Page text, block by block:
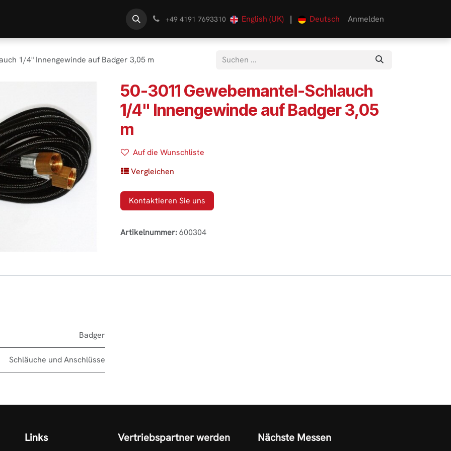
+49 4191 7693310 English (UK) | Deutsch Anmelden
1/4" Innengewinde auf Badger 3,05 m
50-3011 Gewebemantel-Schlauch
1/4" Innengewinde auf Badger 3,05
m
Auf die Wunschliste
Vergleichen
Kontaktieren Sie uns
Artikelnummer:600304
Badger
Schläuche und Anschlüsse
Links Vertriebspartner werden Nächste Messen